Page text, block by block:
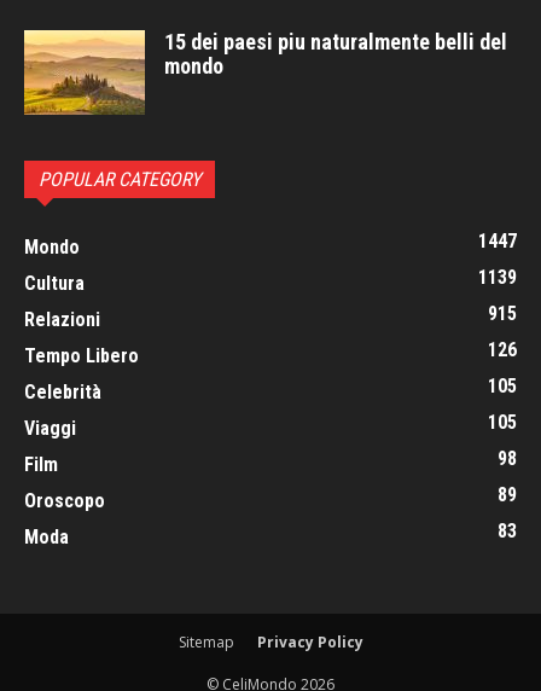
15 dei paesi piu naturalmente belli del
mondo
POPULAR CATEGORY
Mondo
1447
Cultura
1139
Relazioni
915
Tempo Libero
126
Celebrità
105
Viaggi
105
Film
98
Oroscopo
89
Moda
83
Sitemap Privacy Policy
© CeliMondo 2026